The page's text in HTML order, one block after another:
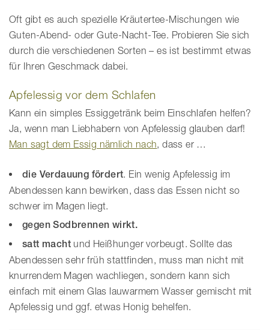
Oft gibt es auch spezielle Kräutertee-Mischungen wie
Guten-Abend- oder Gute-Nacht-Tee. Probieren Sie sich
durch die verschiedenen Sorten – es ist bestimmt etwas
für Ihren Geschmack dabei.
Apfelessig vor dem Schlafen
Kann ein simples Essiggetränk beim Einschlafen helfen?
Ja, wenn man Liebhabern von Apfelessig glauben darf!
Man sagt dem Essig nämlich nach, dass er …
die Verdauung fördert. Ein wenig Apfelessig im
Abendessen kann bewirken, dass das Essen nicht so
schwer im Magen liegt.
gegen Sodbrennen wirkt.
satt macht und Heißhunger vorbeugt. Sollte das
Abendessen sehr früh stattfinden, muss man nicht mit
knurrendem Magen wachliegen, sondern kann sich
einfach mit einem Glas lauwarmem Wasser gemischt mit
Apfelessig und ggf. etwas Honig behelfen.